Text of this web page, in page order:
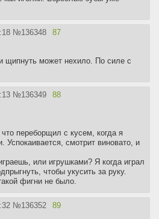
№136348 87
щипнуть может нехило. По силе с
№136349 88
переборщил с кусем, когда я
Успокаивается, смотрит виновато, и
или игрушками? Я когда играл
чтобы укусить за руку.
фигни не было.
№136352 89